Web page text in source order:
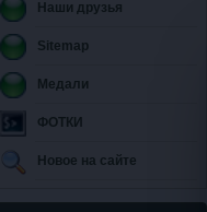
Наши друзья
Sitemap
Медали
ФОТКИ
Новое на сайте